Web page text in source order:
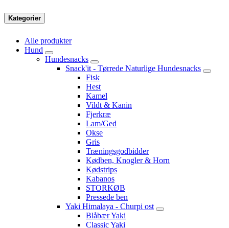
Kategorier
Alle produkter
Hund
Hundesnacks
Snack'it - Tørrede Naturlige Hundesnacks
Fisk
Hest
Kamel
Vildt & Kanin
Fjerkræ
Lam/Ged
Okse
Gris
Træningsgodbidder
Kødben, Knogler & Horn
Kødstrips
Kabanos
STORKØB
Pressede ben
Yaki Himalaya - Churpi ost
Blåbær Yaki
Classic Yaki